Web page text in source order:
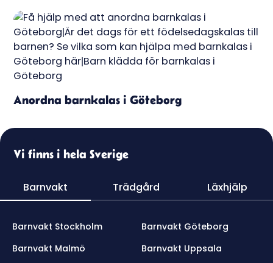
Anordna barnkalas i Göteborg
Vi finns i hela Sverige
Barnvakt Trädgård Läxhjälp
Barnvakt Stockholm
Barnvakt Göteborg
Barnvakt Malmö
Barnvakt Uppsala